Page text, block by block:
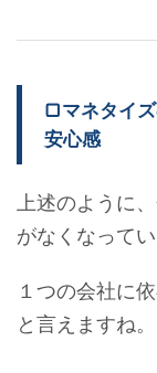
▢マネタイ
安心感
上述のように
がなくなって
１つの会社に
と言えますね。